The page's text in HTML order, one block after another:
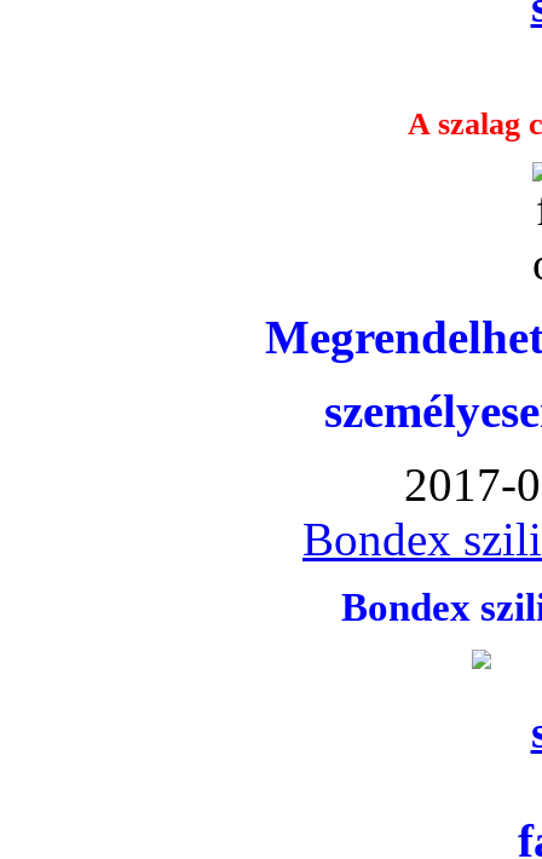
A szalag
2017-
Bondex
Bondex